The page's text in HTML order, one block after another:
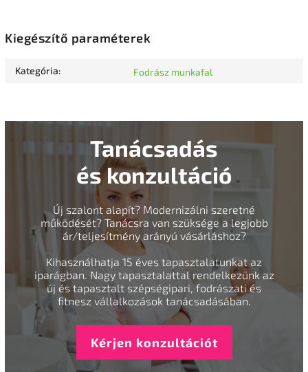
Kiegészítő paraméterek
Kategória: Fodrász munkafal
Tanácsadás
és konzultáció
Új szalont alapít? Modernizálni szeretné
működését? Tanácsra van szüksége a legjobb
ár/teljesítmény arányú vásárláshoz?
Kihasználhatja 15 éves tapasztalatunkat az
iparágban. Nagy tapasztalattal rendelkezünk az
új és tapasztalt szépségipari, fodrászati és
fitnesz vállalkozások tanácsadásában.
Kérjen konzultációt